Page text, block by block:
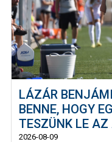
LÁZÁR
BENNE, HOGY
TESZÜNK LE
2026-08-09